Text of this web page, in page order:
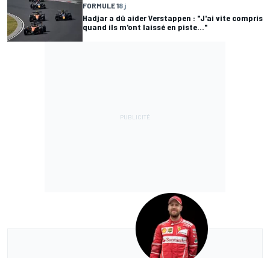
FORMULE 18 j
Hadjar a dû aider Verstappen : "J'ai vite compris
quand ils m'ont laissé en piste..."